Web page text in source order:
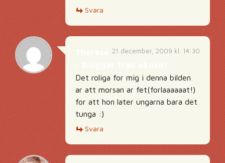
Svara
21 december, 2009 kl. 14:30
Det roliga for mig i denna bilden
ar att morsan ar fet(forlaaaaaat!)
for att hon later ungarna bara det
tunga :)
Svara